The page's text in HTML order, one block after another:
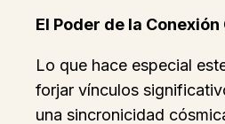
El Poder de la Conexión
Lo que hace especial
forjar vínculos
una sincronicidad